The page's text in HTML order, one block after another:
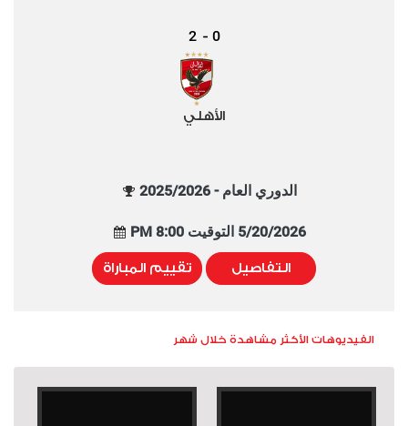
0
-
2
الأهلي
الدوري العام - 2025/2026
5/20/2026 التوقيت 8:00 PM
التفاصيل تقييم المباراة
الفيديوهات الأكثر مشاهدة خلال شهر